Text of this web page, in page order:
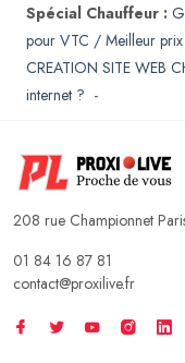
Spécial Chauffeur :
pour VTC / Meilleur prix
CREATION SITE WEB
internet ? -
208 rue Championnet
01 84 16 87 81
contact@proxilive.fr